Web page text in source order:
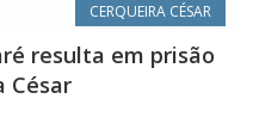
CERQUEIRA CÉSAR
resulta em prisão
César